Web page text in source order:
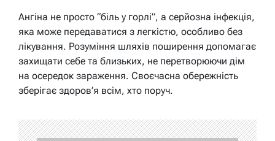
Ангіна не просто “біль у горлі”, а серйозна інфекція,
яка може передаватися з легкістю, особливо без
лікування. Розуміння шляхів поширення допомагає
захищати себе та близьких, не перетворюючи дім
на осередок зараження. Своєчасна обережність
зберігає здоров’я всім, хто поруч.